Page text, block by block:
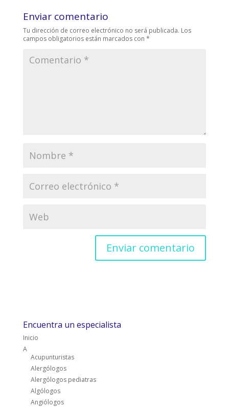
Enviar comentario
Tu dirección de correo electrónico no será publicada. Los
campos obligatorios están marcados con *
Encuentra un especialista
Inicio
A
Acupunturistas
Alergólogos
Alergólogos pediatras
Algólogos
Angiólogos